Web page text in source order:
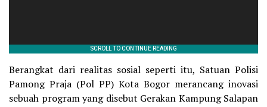
Berangkat dari realitas sosial seperti itu, Satuan Polisi
Pamong Praja (Pol PP) Kota Bogor merancang inovasi
sebuah program yang disebut Gerakan Kampung Salapan